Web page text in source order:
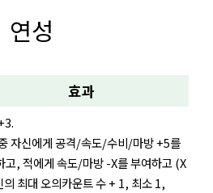
연성
효과
자신에게 공격/속도/수비/마방 +5를
고, 적에게 속도/마방 -X를 부여하고 (X
의 최대 오의카운트 수 + 1, 최소 1,